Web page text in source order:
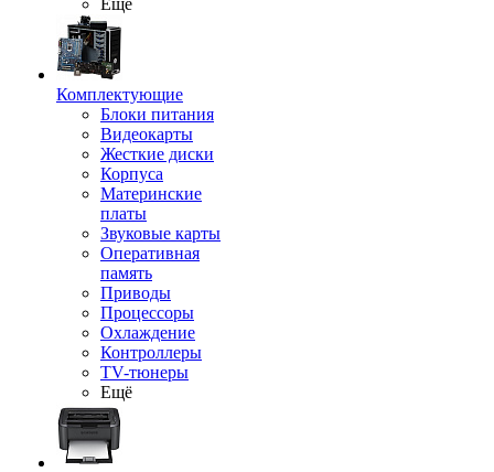
Ещё
Комплектующие
Блоки питания
Видеокарты
Жесткие диски
Корпуса
Материнские
платы
Звуковые карты
Оперативная
память
Приводы
Процессоры
Охлаждение
Контроллеры
TV-тюнеры
Ещё